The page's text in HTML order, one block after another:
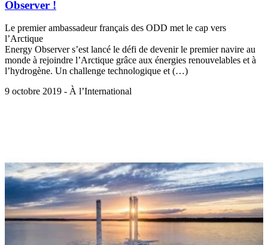
Observer !
Le premier ambassadeur français des ODD met le cap vers
l’Arctique
Energy Observer s’est lancé le défi de devenir le premier navire au
monde à rejoindre l’Arctique grâce aux énergies renouvelables et à
l’hydrogène. Un challenge technologique et (…)
9 octobre 2019 - À l’International